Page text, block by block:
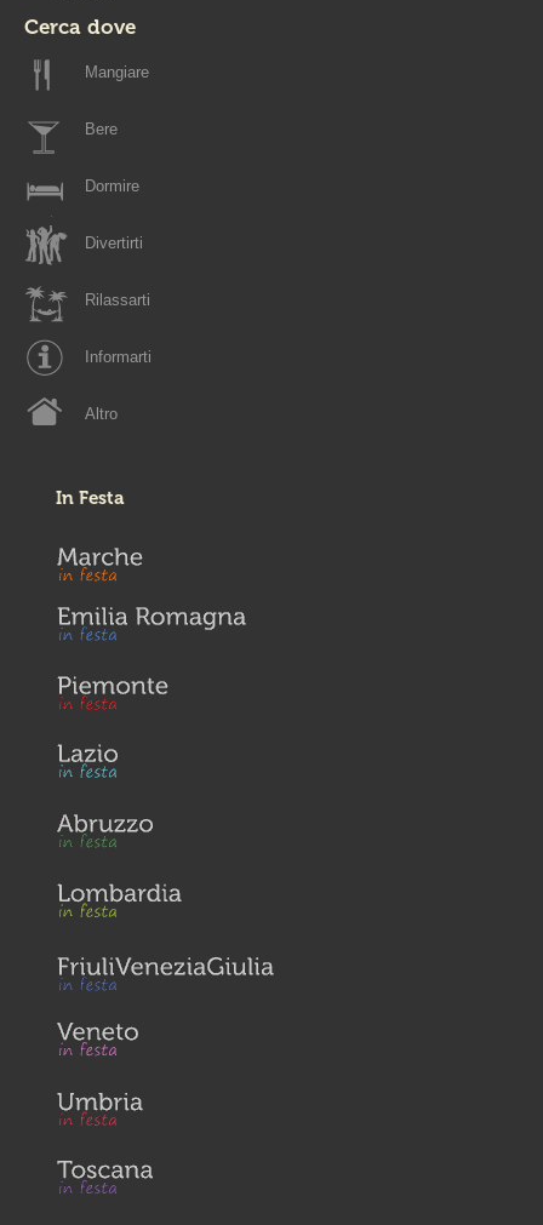
Cerca dove
Mangiare
Bere
Dormire
Divertirti
Rilassarti
Informarti
Altro
In Festa